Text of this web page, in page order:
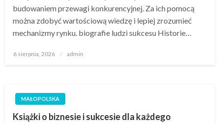
budowaniem przewagi konkurencyjnej. Za ich pomocą
można zdobyć wartościową wiedzę i lepiej zrozumieć
mechanizmy rynku. biografie ludzi sukcesu Historie…
Opublikowane
6 sierpnia, 2026 admin
MAŁOPOLSKA
Książki o biznesie i sukcesie dla każdego